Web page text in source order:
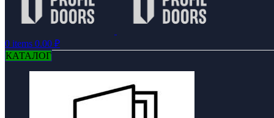
0 items 0.00 ₽
КАТАЛОГ